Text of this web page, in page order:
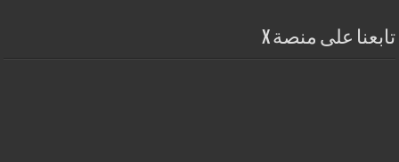
تابعنا على منصة X